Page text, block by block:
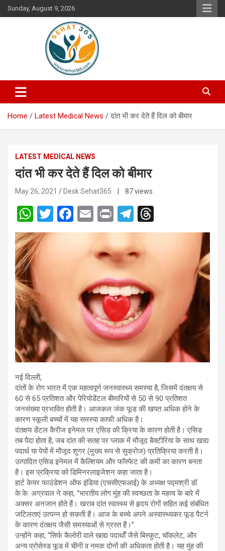
Skip
to
Sunday, August 9, 2026
Sehat365
Your's Complete Health Guide
Home Latest Medical News दांत भी कर देते हैं दिल को बीमार
LATEST MEDICAL NEWS
दांत भी कर देते हैं दिल को बीमार
May 26, 2021 Desk Sehat365 | 87 views
W
h
at
s
A
p
p
T
wi
er
F
a
ce
b
o
k
E
m
ail
Pr
in
t
T
el
e
gr
a
m
hr
a
s
नई दिल्ली,
दांतों के रोग भारत में एक महत्वपूर्ण जनस्वास्थ्य समस्या है, जिसमें दंतक्षय से
60 से 65 प्रतिशत और पेरियोडेंटल बीमारियों से 50 से 90 प्रतिशत
जनसंख्या प्रभावित होती है। आजकल जंक फूड की खपत अधिक होने के
कारण स्कूली बच्चों में यह समस्या काफी अधिक है।
दंतक्षय डेंटल कैरीज इनेमल पर एसिड की क्रिया के कारण होती है। एसिड
तब पैदा होता है, जब दांत की सतह पर प्लाक में मौजूद बैक्टीरिया के साथ खाद्य
पदार्थ या पेयों में मौजूद शुगर (मुख्य रूप से सुक्रोज) प्रतिक्रिया करती है।
उत्पादित एसिड इनेमल में कैल्शियम और फॉस्फेट की कमी का कारण बनता
है। इस प्रक्रिया को डिमिनरलाइजेशन कहा जाता है।
हार्ट केयर फाउंडेशन ऑफ इंडिया (एचसीएफआई) के अध्यक्ष पद्मश्री डॉ.
के.के. अग्रवाल ने कहा, ‘‘भारतीय लोग मुंह की स्वच्छता के महत्व के बारे में
अक्सर अनजान होते हैं। खराब दांत स्वास्थ्य से हृदय रोगों सहित कई संबंधित
जटिलताएं उत्पन्न हो सकती हैं। आज के बच्चे अपने अस्वास्थ्यकर फूड पैटर्न
के कारण दंतक्षय जैसी समस्याओं से ग्रस्त हैं।’’
उन्होंने कहा, ‘‘सिर्फ कैलोरी वाले खाद्य पदार्थों जैसे बिस्कुट, चॉकलेट, और
अन्य प्रोसेस्ड फूड में चीनी व नमक दोनों की अधिकता होती है। यह मुंह की